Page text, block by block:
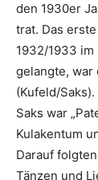
den 1930er
trat. Das
1932/1933
gelangte, war
(Kufeld/
Saks war
Kulakentum
Darauf
Tänzen und